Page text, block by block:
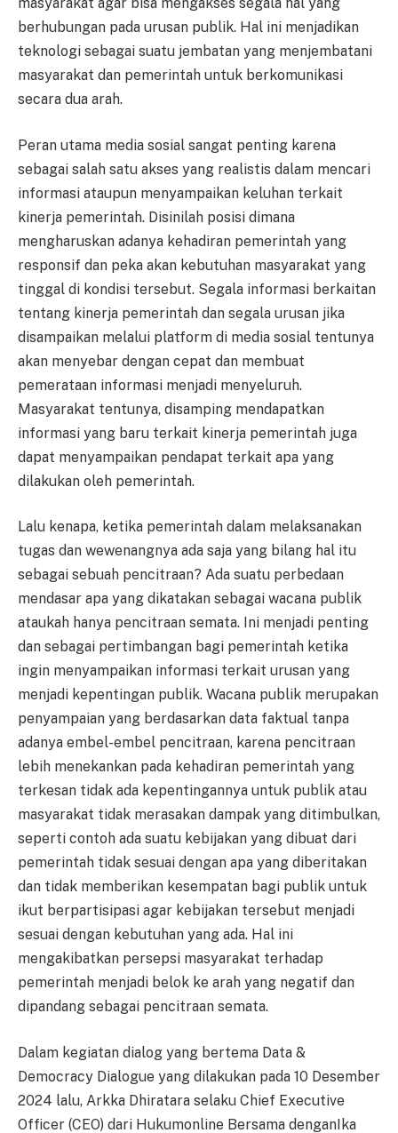
berhubungan pada urusan publik. Hal ini menjadikan
teknologi sebagai suatu jembatan yang menjembatani
masyarakat dan pemerintah untuk berkomunikasi
secara dua arah.
Peran utama media sosial sangat penting karena
sebagai salah satu akses yang realistis dalam mencari
informasi ataupun menyampaikan keluhan terkait
kinerja pemerintah. Disinilah posisi dimana
mengharuskan adanya kehadiran pemerintah yang
responsif dan peka akan kebutuhan masyarakat yang
tinggal di kondisi tersebut. Segala informasi berkaitan
tentang kinerja pemerintah dan segala urusan jika
disampaikan melalui platform di media sosial tentunya
akan menyebar dengan cepat dan membuat
pemerataan informasi menjadi menyeluruh.
Masyarakat tentunya, disamping mendapatkan
informasi yang baru terkait kinerja pemerintah juga
dapat menyampaikan pendapat terkait apa yang
dilakukan oleh pemerintah.
Lalu kenapa, ketika pemerintah dalam melaksanakan
tugas dan wewenangnya ada saja yang bilang hal itu
sebagai sebuah pencitraan? Ada suatu perbedaan
mendasar apa yang dikatakan sebagai wacana publik
ataukah hanya pencitraan semata. Ini menjadi penting
dan sebagai pertimbangan bagi pemerintah ketika
ingin menyampaikan informasi terkait urusan yang
menjadi kepentingan publik. Wacana publik merupakan
penyampaian yang berdasarkan data faktual tanpa
adanya embel-embel pencitraan, karena pencitraan
lebih menekankan pada kehadiran pemerintah yang
terkesan tidak ada kepentingannya untuk publik atau
masyarakat tidak merasakan dampak yang ditimbulkan,
seperti contoh ada suatu kebijakan yang dibuat dari
pemerintah tidak sesuai dengan apa yang diberitakan
dan tidak memberikan kesempatan bagi publik untuk
ikut berpartisipasi agar kebijakan tersebut menjadi
sesuai dengan kebutuhan yang ada. Hal ini
mengakibatkan persepsi masyarakat terhadap
pemerintah menjadi belok ke arah yang negatif dan
dipandang sebagai pencitraan semata.
Dalam kegiatan dialog yang bertema Data &
Democracy Dialogue yang dilakukan pada 10 Desember
2024 lalu, Arkka Dhiratara selaku Chief Executive
Officer (CEO) dari Hukumonline Bersama denganIka